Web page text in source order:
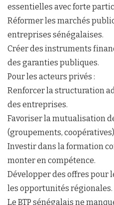
essentielles avec forte
Réformer les marchés
entreprises sénégalaises.
Créer des instruments
des garanties publiques.
Pour les acteurs privés :
Renforcer la structuration
des entreprises.
Favoriser la mutualisation
(groupements,
Investir dans la formation
monter en compétence.
Développer des offres pour
les opportunités régionales.
Le BTP sénégalais ne